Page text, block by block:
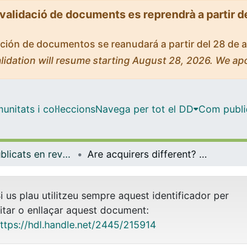
de documents es reprendrà a partir
de documentos se reanudará a partir del 28 de
will resume starting August 28, 2026. We
i col·leccionsNavega per tot el DD Com
Articles publicats en revistes (Empresa) Are acquirers different? Identifying firm precursors to acquisitions
us plau utilitzeu sempre aquest identificador per
o enllaçar aquest document:
hdl.handle.net/2445/215914